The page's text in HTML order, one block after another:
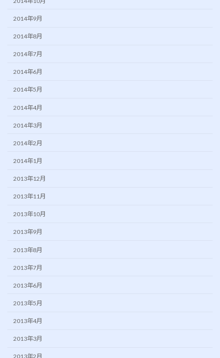
2014年9月
2014年8月
2014年7月
2014年6月
2014年5月
2014年4月
2014年3月
2014年2月
2014年1月
2013年12月
2013年11月
2013年10月
2013年9月
2013年8月
2013年7月
2013年6月
2013年5月
2013年4月
2013年3月
2013年2月